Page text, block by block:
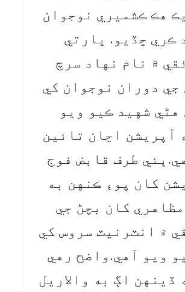
هڪ ڪشميري نوجوان
ڪري ڇڏيو. ڀارتي
۾ نام نهاد سرچ
جي دوران نوجوان کي
هڻي شهيد ڪيو ويو
آپريشن اڃان تائين
طرف قابض فوج
کان پوءِ ڪنهن به
کان بچڻ جي
۾ انٽرنيٽ سروس کي
ويو آهي.واضح رهي
ڏينهن اڳ به والاريل